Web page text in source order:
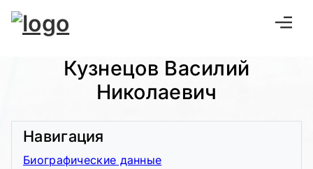
Кузнецов Василий
Николаевич
Навигация
Биографические данные